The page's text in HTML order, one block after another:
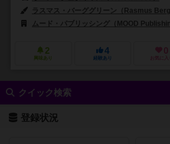
ラスマス・バーググリーン（Rasmus
ムード・パブリッシング（MOOD
2
興味あり
4
経験あり
0
お気に入
クイック検索
登録状況